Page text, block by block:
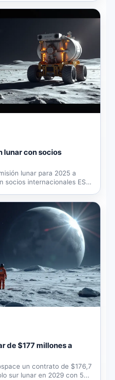
lunar con socios
lunar para 2025 a
socios internacionales ESA
de $177 millones a
un contrato de $176,7
sur lunar en 2029 con 5...